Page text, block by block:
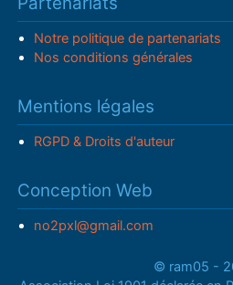
Notre politique de partenariats
Nos conditions générales
Mentions légales
RGPD & Droits d'auteur
Conception Web
no2pxl@gmail.com
© ram05 -